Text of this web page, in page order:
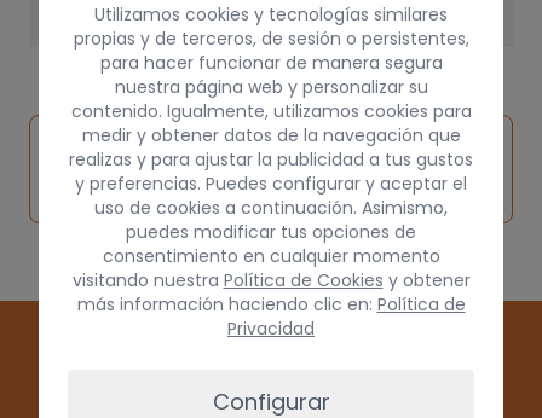
Inspeccionar
vehículo de
origen
Solicitar
pieza
Consultar
por
Utilizamos cookies y tecnologías similares
propias y de terceros, de sesión o persistentes,
para hacer funcionar de manera segura
nuestra página web y personalizar su
contenido. Igualmente, utilizamos cookies para
medir y obtener datos de la navegación que
realizas y para ajustar la publicidad a tus gustos
y preferencias. Puedes configurar y aceptar el
uso de cookies a continuación. Asimismo,
puedes modificar tus opciones de
consentimiento en cualquier momento
visitando nuestra Política de Cookies y obtener
más información haciendo clic en: Política de
Privacidad
Configurar